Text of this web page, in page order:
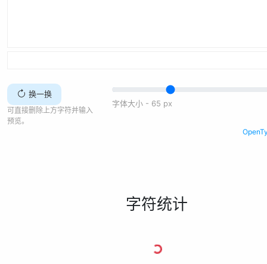
换一换
可直接删除上方字符并输入
预览。
字体大小 - 65 px
字符统计